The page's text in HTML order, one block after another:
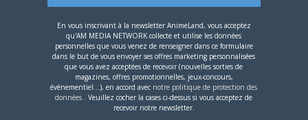
côté poupée.
Je rappelle à ce propos qu’un réalisateur
peut revenir sur sa décision à l’image de
Peter Jackson qui lorsqu’il avait posté la
première photo de son King Kong toute la
communauté l’avait trouvée ridicule.
Résultat: il a changé la morphologie de sa
créature pour la rendre plus badass et
En vous inscrivant à la newsletter AnimeLand, vous acceptez
qu'AM MEDIA NETWORK collecte et utilise les données
personnelles que vous venez de renseigner dans ce formulaire
dans le but de vous envoyer ses offres marketing personnalisées
que vous avez acceptées de recevoir (nouvelles sorties de
magazines, offres promotionnelles, jeux-concours,
événementiel...), en accord avec notre politique de protection des
données . Veuillez cocher la cases ci-dessus si vous acceptez de
recevoir notre newsletter.